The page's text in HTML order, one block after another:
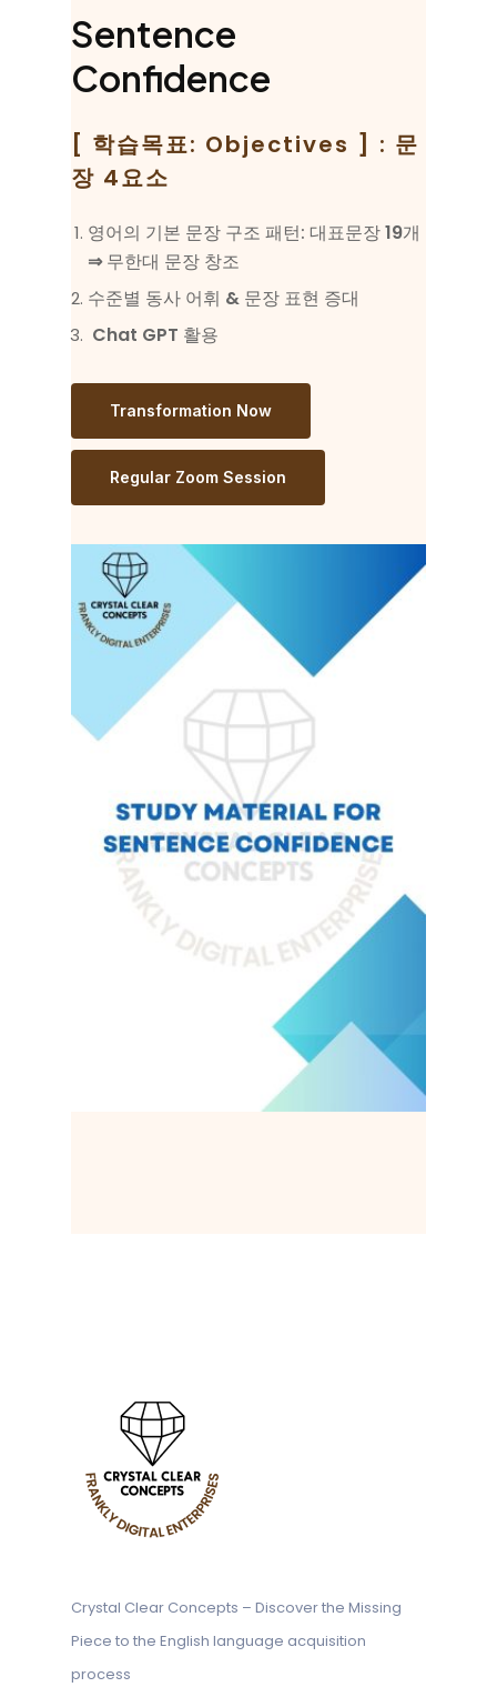
Sentence
Confidence
[ 학습목표: Objectives ] : 문
장 4요소
영어의 기본 문장 구조 패턴: 대표문장19개
⇒무한대 문장 창조
수준별 동사 어휘 & 문장 표현 증대
Chat GPT 활용
Transformation Now
Regular Zoom Session
Crystal Clear Concepts – Discoverthe Missing
Piece to the English language acquisition
process